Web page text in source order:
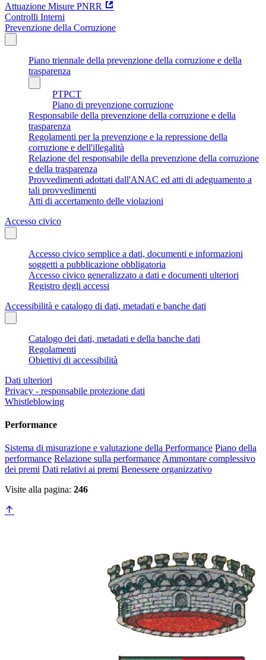
Attuazione Misure PNRR
Controlli Interni
Prevenzione della Corruzione
Piano triennale della prevenzione della corruzione e della
trasparenza
PTPCT
Piano di prevenzione corruzione
Responsabile della prevenzione della corruzione e della
trasparenza
Regolamenti per la prevenzione e la repressione della
corruzione e dell'illegalità
Relazione del responsabile della prevenzione della corruzione
e della trasparenza
Provvedimenti adottati dall'ANAC ed atti di adeguamento a
tali provvedimenti
Atti di accertamento delle violazioni
Accesso civico
Accesso civico semplice a dati, documenti e informazioni
soggetti a pubblicazione obbligatoria
Accesso civico generalizzato a dati e documenti ulteriori
Registro degli accessi
Accessibilità e catalogo di dati, metadati e banche dati
Catalogo dei dati, metadati e della banche dati
Regolamenti
Obiettivi di accessibilità
Dati ulteriori
Privacy - responsabile protezione dati
Whistleblowing
Performance
Sistema di misurazione e valutazione della Performance Piano della
performance Relazione sulla performance Ammontare complessivo
dei premi Dati relativi ai premi Benessere organizzativo
Visite alla pagina: 246